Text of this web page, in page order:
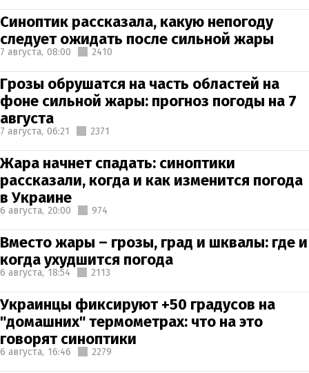
Синоптик рассказала, какую непогоду
следует ожидать после сильной жары
7 августа, 08:00 2410
Грозы обрушатся на часть областей на
фоне сильной жары: прогноз погоды на 7
августа
7 августа, 06:21 2371
Жара начнет спадать: синоптики
рассказали, когда и как изменится погода
в Украине
6 августа, 20:00 974
Вместо жары – грозы, град и шквалы: где и
когда ухудшится погода
6 августа, 18:54 2113
Украинцы фиксируют +50 градусов на
"домашних" термометрах: что на это
говорят синоптики
6 августа, 16:46 2279